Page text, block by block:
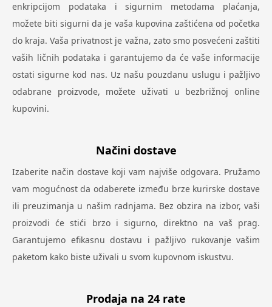
enkripcijom podataka i sigurnim metodama plaćanja,
možete biti sigurni da je vaša kupovina zaštićena od početka
do kraja. Vaša privatnost je važna, zato smo posvećeni zaštiti
vaših ličnih podataka i garantujemo da će vaše informacije
ostati sigurne kod nas. Uz našu pouzdanu uslugu i pažljivo
odabrane proizvode, možete uživati u bezbrižnoj online
kupovini.
Načini dostave
Izaberite način dostave koji vam najviše odgovara. Pružamo
vam mogućnost da odaberete između brze kurirske dostave
ili preuzimanja u našim radnjama. Bez obzira na izbor, vaši
proizvodi će stići brzo i sigurno, direktno na vaš prag.
Garantujemo efikasnu dostavu i pažljivo rukovanje vašim
paketom kako biste uživali u svom kupovnom iskustvu.
Prodaja na 24 rate